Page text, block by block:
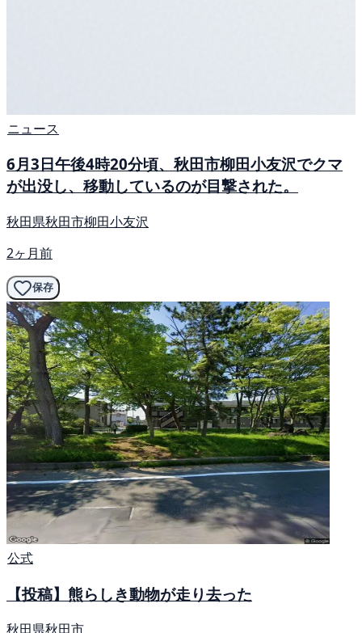
ニュース
6月3日午後4時20分頃、秋田市柳田小友沢でクマ
が出没し、移動しているのが目撃された。
秋田県秋田市柳田小友沢
2ヶ月前
保存
公式
【投稿】熊らしき動物が走り去った
秋田県秋田市